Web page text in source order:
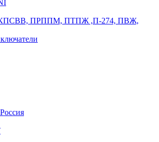
ПРППМ, ПТПЖ ,П-274, ПВЖ,